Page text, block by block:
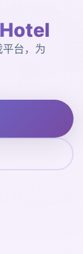
台，为